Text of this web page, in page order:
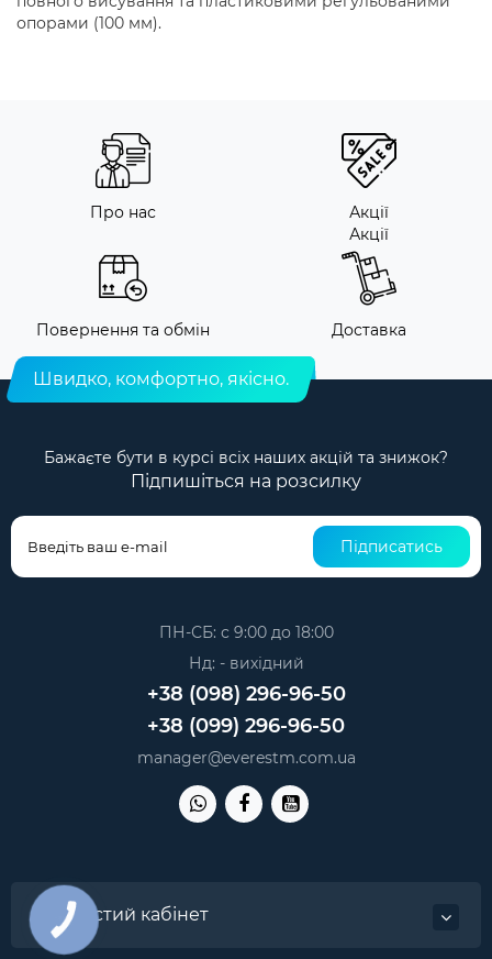
опорами (100 мм).
Про нас
Акції
Акції
Повернення та обмін Доставка
Швидко, комфортно, якісно.
Бажаєте бути в курсі всіх наших акцій та знижок?
Підпишіться на розсилку
Підписатись
ПН-СБ: с 9:00 до 18:00
Нд: - вихідний
+38 (098) 296-96-50
+38 (099) 296-96-50
manager@everestm.com.ua
Особистий кабінет
КНОПКА
ЗВ'ЯЗКУ